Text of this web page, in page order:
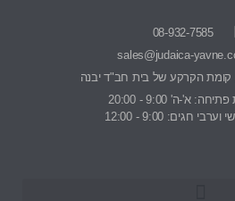
08-932-7585
sales@judaica-
א'-ה' 9:00 - 20:00
חגים: 9:00 - 12:00